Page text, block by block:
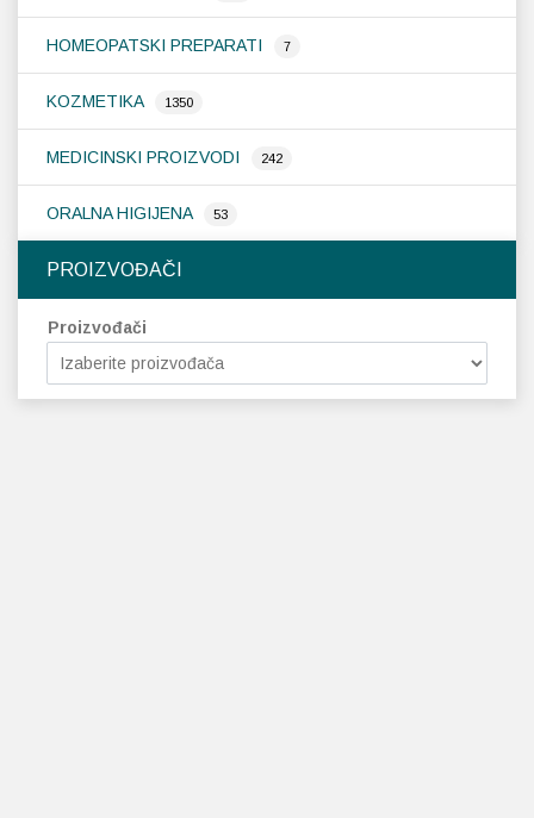
HOMEOPATSKI PREPARATI 7
KOZMETIKA 1350
MEDICINSKI PROIZVODI 242
ORALNA HIGIJENA 53
PROIZVOĐAČI
Proizvođači